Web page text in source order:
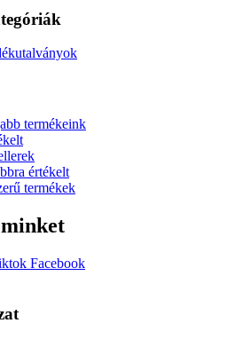
termékeink
értékelt
termékek
Facebook